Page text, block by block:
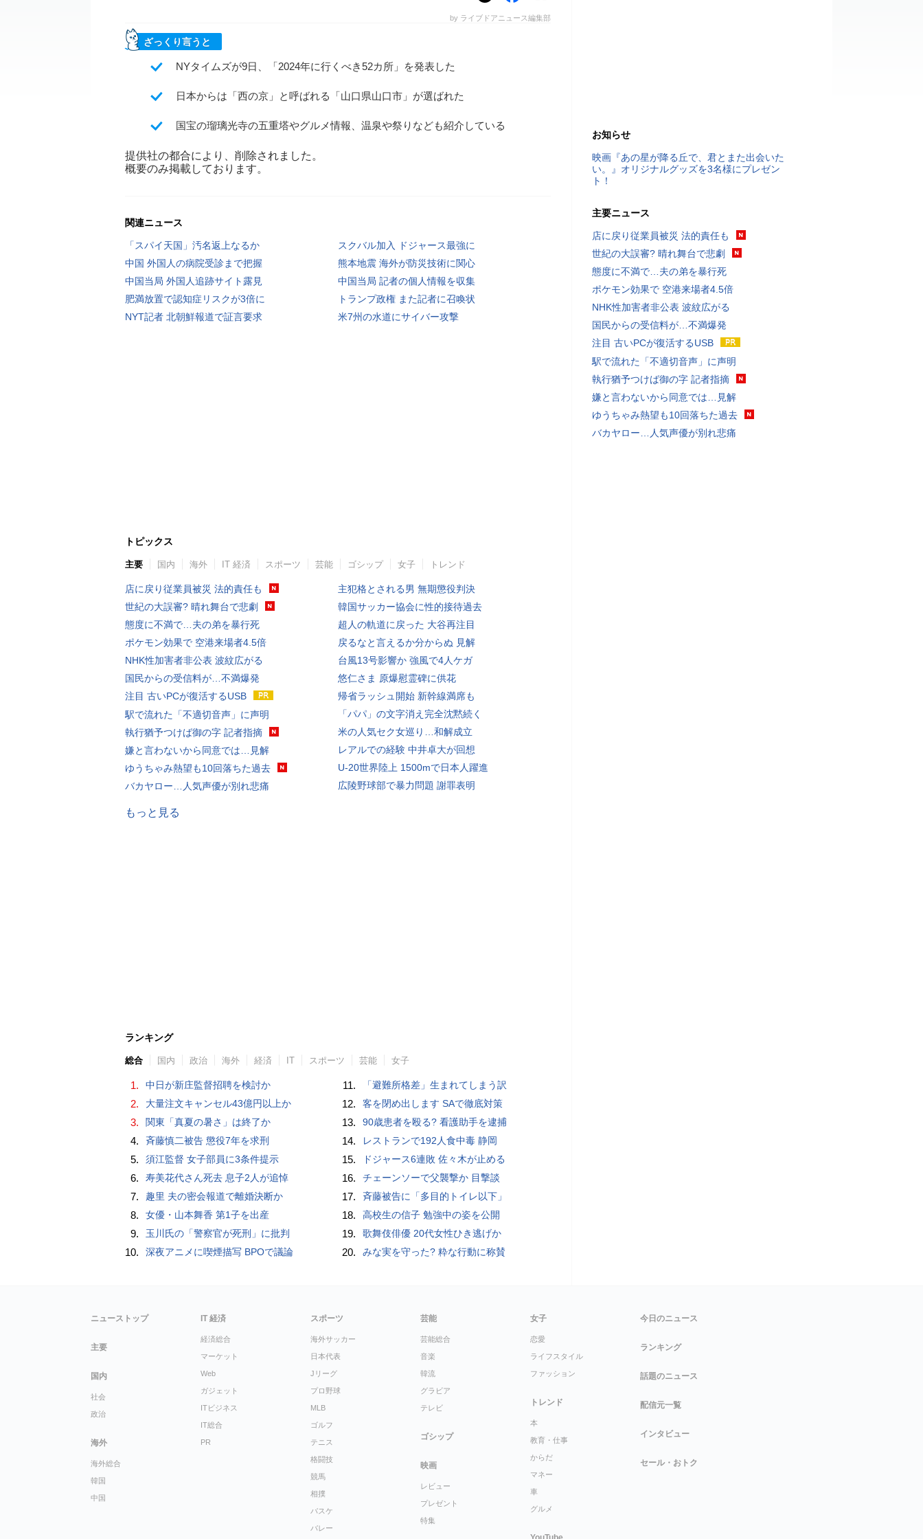
by ライブドアニュース編集部
ざっくり言うと
NYタイムズが9日、「2024年に行くべき52カ所」を発表した
日本からは「西の京」と呼ばれる「山口県山口市」が選ばれた
国宝の瑠璃光寺の五重塔やグルメ情報、温泉や祭りなども紹介している
提供社の都合により、削除されました。
概要のみ掲載しております。
関連ニュース
「スパイ天国」汚名返上なるか
スクバル加入 ドジャース最強に
中国 外国人の病院受診まで把握
熊本地震 海外が防災技術に関心
中国当局 外国人追跡サイト露見
中国当局 記者の個人情報を収集
肥満放置で認知症リスクが3倍に
トランプ政権 また記者に召喚状
NYT記者 北朝鮮報道で証言要求
米7州の水道にサイバー攻撃
トピックス
主要 国内 海外 IT 経済 スポーツ 芸能 ゴシップ 女子 トレンド
店に戻り従業員被災 法的責任も
世紀の大誤審? 晴れ舞台で悲劇
態度に不満で…夫の弟を暴行死
ポケモン効果で 空港来場者4.5倍
NHK性加害者非公表 波紋広がる
国民からの受信料が…不満爆発
注目 古いPCが復活するUSB
駅で流れた「不適切音声」に声明
執行猶予つけば御の字 記者指摘
嫌と言わないから同意では…見解
ゆうちゃみ熱望も10回落ちた過去
バカヤロー…人気声優が別れ悲痛
主犯格とされる男 無期懲役判決
韓国サッカー協会に性的接待過去
超人の軌道に戻った 大谷再注目
戻るなと言えるか分からぬ 見解
台風13号影響か 強風で4人ケガ
悠仁さま 原爆慰霊碑に供花
帰省ラッシュ開始 新幹線満席も
「パパ」の文字消え完全沈黙続く
米の人気セク女巡り…和解成立
レアルでの経験 中井卓大が回想
U-20世界陸上 1500mで日本人躍進
広陵野球部で暴力問題 謝罪表明
もっと見る
ランキング
総合 国内 政治 海外 経済 IT スポーツ 芸能 女子
1. 中日が新庄監督招聘を検討か
2. 大量注文キャンセル43億円以上か
3. 関東「真夏の暑さ」は終了か
4. 斉藤慎二被告 懲役7年を求刑
5. 須江監督 女子部員に3条件提示
6. 寿美花代さん死去 息子2人が追悼
7. 趣里 夫の密会報道で離婚決断か
8. 女優・山本舞香 第1子を出産
9. 玉川氏の「警察官が死刑」に批判
10. 深夜アニメに喫煙描写 BPOで議論
11. 「避難所格差」生まれてしまう訳
12. 客を閉め出します SAで徹底対策
13. 90歳患者を殴る? 看護助手を逮捕
14. レストランで192人食中毒 静岡
15. ドジャース6連敗 佐々木が止める
16. チェーンソーで父襲撃か 目撃談
17. 斉藤被告に「多目的トイレ以下」
18. 高校生の信子 勉強中の姿を公開
19. 歌舞伎俳優 20代女性ひき逃げか
20. みな実を守った? 粋な行動に称賛
お知らせ
映画『あの星が降る丘で、君とまた出会いた
い。』オリジナルグッズを3名様にプレゼン
ト！
主要ニュース
店に戻り従業員被災 法的責任も
世紀の大誤審? 晴れ舞台で悲劇
態度に不満で…夫の弟を暴行死
ポケモン効果で 空港来場者4.5倍
NHK性加害者非公表 波紋広がる
国民からの受信料が…不満爆発
注目 古いPCが復活するUSB
駅で流れた「不適切音声」に声明
執行猶予つけば御の字 記者指摘
嫌と言わないから同意では…見解
ゆうちゃみ熱望も10回落ちた過去
バカヤロー…人気声優が別れ悲痛
ニューストップ
主要
国内
社会
政治
海外
海外総合
韓国
中国
IT 経済
経済総合
マーケット
Web
ガジェット
ITビジネス
IT総合
PR
スポーツ
海外サッカー
日本代表
Jリーグ
プロ野球
MLB
ゴルフ
テニス
格闘技
競馬
相撲
バスケ
バレー
芸能
芸能総合
音楽
韓流
グラビア
テレビ
ゴシップ
映画
レビュー
プレゼント
特集
女子
恋愛
ライフスタイル
ファッション
トレンド
本
教育・仕事
からだ
マネー
車
グルメ
今日のニュース
ランキング
話題のニュース
配信元一覧
インタビュー
セール・おトク